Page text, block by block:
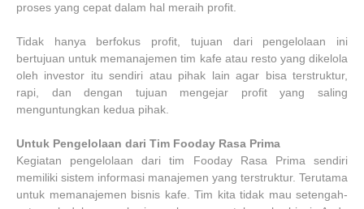
proses yang cepat dalam hal meraih profit.
Tidak hanya berfokus profit, tujuan dari pengelolaan ini
bertujuan untuk memanajemen tim kafe atau resto yang dikelola
oleh investor itu sendiri atau pihak lain agar bisa terstruktur,
rapi, dan dengan tujuan mengejar profit yang saling
menguntungkan kedua pihak.
Untuk Pengelolaan dari Tim Fooday Rasa Prima
Kegiatan pengelolaan dari tim Fooday Rasa Prima sendiri
memiliki sistem informasi manajemen yang terstruktur. Terutama
untuk memanajemen bisnis kafe. Tim kita tidak mau setengah-